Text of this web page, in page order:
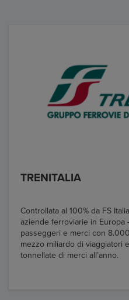
TRENITALIA
Controllata al 100% da FS
aziende ferroviarie in Europa
passeggeri e merci con
mezzo miliardo di viaggiatori
tonnellate di merci all’anno.